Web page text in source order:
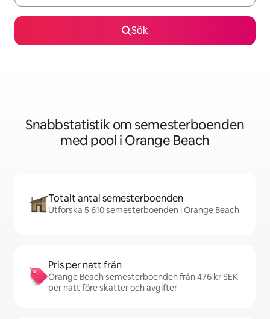
Sök
Snabbstatistik om semesterboenden
med pool i Orange Beach
Totalt antal semesterboenden
Utforska 5 610 semesterboenden i Orange Beach
Pris per natt från
Orange Beach semesterboenden från 476 kr SEK
per natt före skatter och avgifter